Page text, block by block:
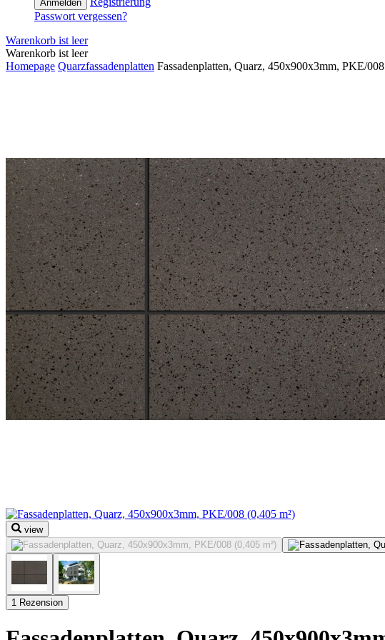
Anmelden
Passwort vergessen?
Warenkorb ist leer
Warenkorb ist leer
Homepage Quarzfassadenplatten Fassadenplatten, Quarz, 450x900x3mm, PKE/
view
1 Rezension